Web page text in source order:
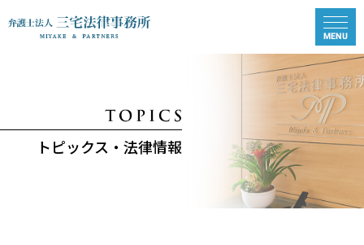
トピックス・法律情報